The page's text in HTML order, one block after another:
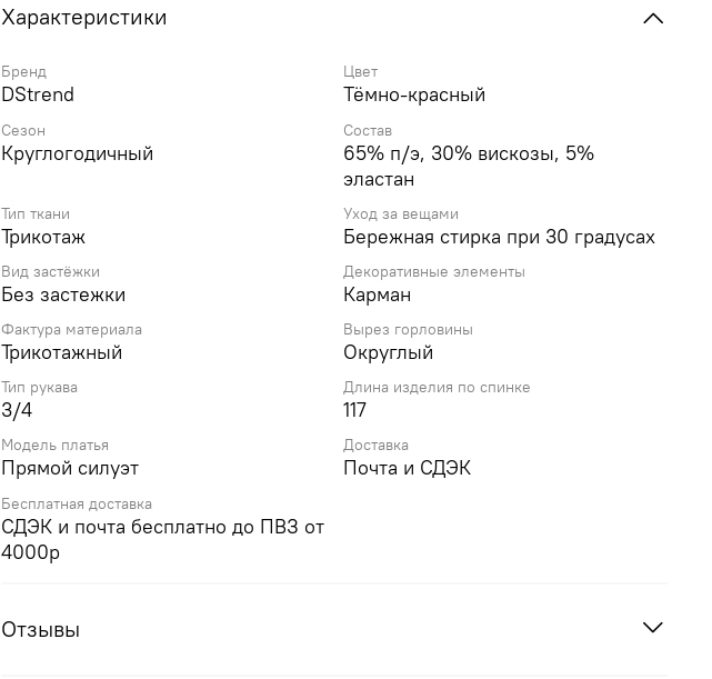
Характеристики
Бренд
DStrend
Цвет
Тёмно-красный
Сезон
Круглогодичный
Состав
65% п/э, 30% вискозы, 5%
эластан
Тип ткани
Трикотаж
Уход за вещами
Бережная стирка при 30 градусах
Вид застёжки
Без застежки
Декоративные элементы
Карман
Фактура материала
Трикотажный
Вырез горловины
Округлый
Тип рукава
3/4
Длина изделия по спинке
117
Модель платья
Прямой силуэт
Доставка
Почта и СДЭК
Бесплатная доставка
СДЭК и почта бесплатно до ПВЗ от
4000р
Отзывы